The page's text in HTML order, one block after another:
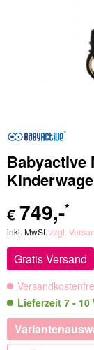
Babyactive
€ 749,-*
inkl. MwSt. zzgl.
Gratis Versand
Lieferzeit 7 - 10